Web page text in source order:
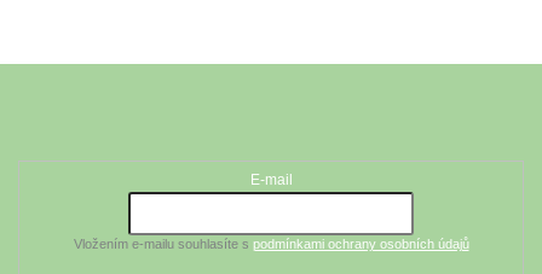
E-mail
Vložením e-mailu souhlasíte s podmínkami ochrany osobních údajů